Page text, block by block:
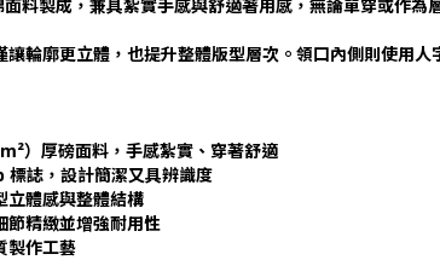
料製成，兼具紮實手感與舒適著用感，無論單穿或作
讓輪廓更立體，也提升整體版型層次。領口內側則使用
）厚磅面料，手感紮實、穿著舒適
誌，設計簡潔又具辨識度
立體感與整體結構
節精緻並增強耐用性
製作工藝